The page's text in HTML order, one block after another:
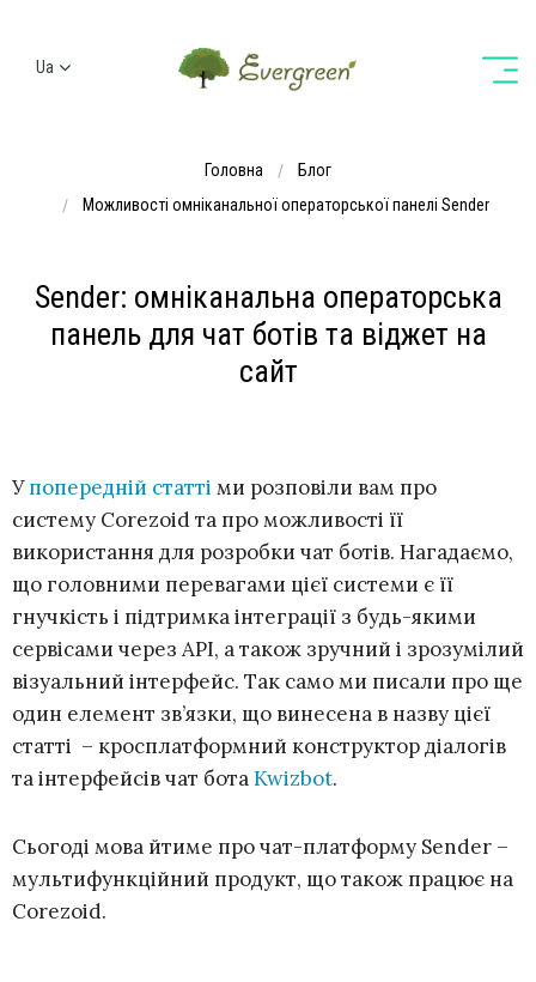
Ua
Головна
Блог
Можливості омніканальної операторської панелі Sender
Sender: омніканальна операторська
панель для чат ботів та віджет на
сайт
Упопередній статті ми розповіли вам про
систему Corezoid та про можливості її
використання для розробки чат ботів. Нагадаємо,
що головними перевагами цієї системи є її
гнучкість і підтримка інтеграції з будь-якими
сервісами через API, а також зручний і зрозумілий
візуальний інтерфейс. Так само ми писали про ще
один елемент зв’язки, що винесена в назву цієї
статті – кросплатформний конструктор діалогів
та інтерфейсів чат ботаKwizbot.
Сьогоді мова йтиме про чат-платформу Sender –
мультифункційний продукт, що також працює на
Corezoid.